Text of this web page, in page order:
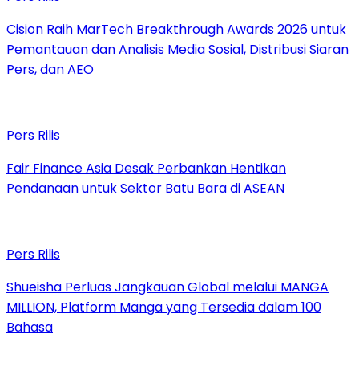
Cision Raih MarTech Breakthrough Awards 2026 untuk
Pemantauan dan Analisis Media Sosial, Distribusi Siaran
Pers, dan AEO
Pers Rilis
Fair Finance Asia Desak Perbankan Hentikan
Pendanaan untuk Sektor Batu Bara di ASEAN
Pers Rilis
Shueisha Perluas Jangkauan Global melalui MANGA
MILLION, Platform Manga yang Tersedia dalam 100
Bahasa